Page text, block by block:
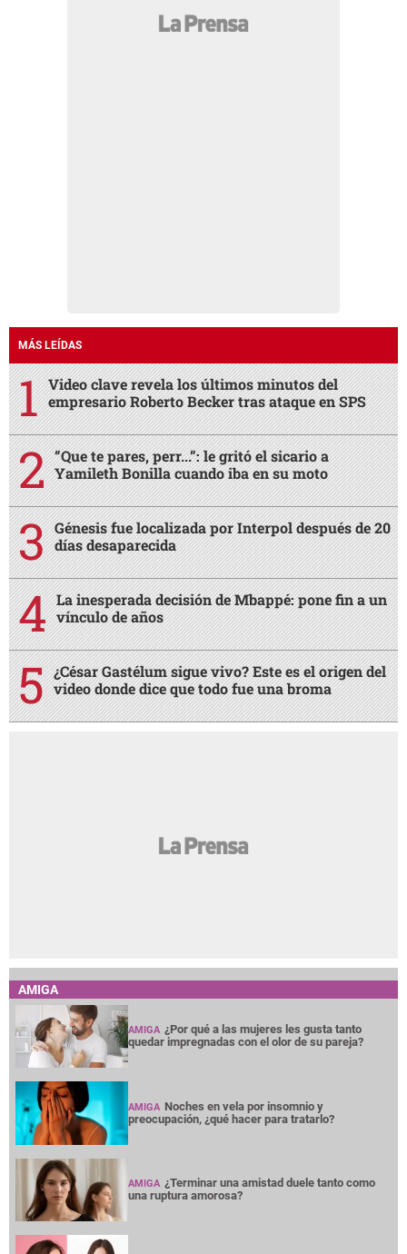
MÁS LEÍDAS
Video clave revela los últimos minutos del
empresario Roberto Becker tras ataque en SPS
“Que te pares, perr...”: le gritó el sicario a
Yamileth Bonilla cuando iba en su moto
Génesis fue localizada por Interpol después de 20
días desaparecida
La inesperada decisión de Mbappé: pone fin a un
vínculo de años
¿César Gastélum sigue vivo? Este es el origen del
video donde dice que todo fue una broma
AMIGA
AMIGA ¿Por qué a las mujeres les gusta tanto
quedar impregnadas con el olor de su pareja?
AMIGA Noches en vela por insomnio y
preocupación, ¿qué hacer para tratarlo?
AMIGA ¿Terminar una amistad duele tanto como
una ruptura amorosa?